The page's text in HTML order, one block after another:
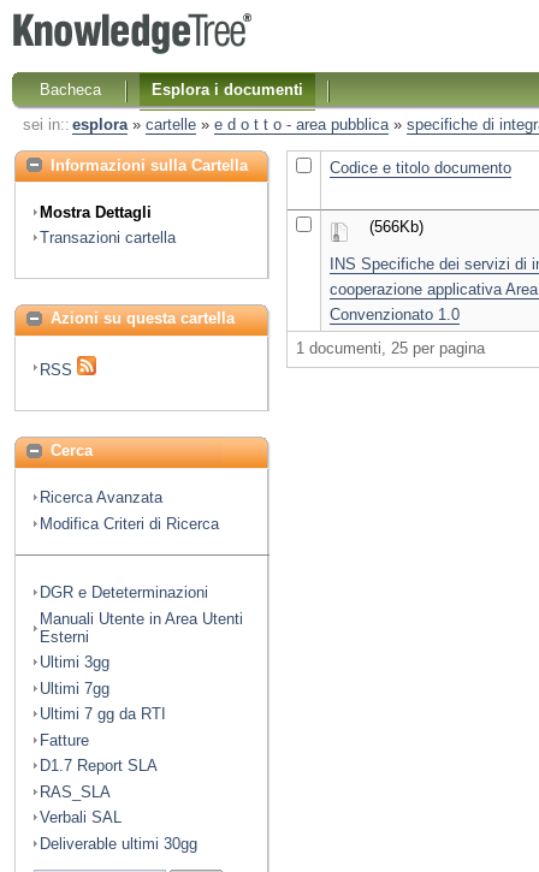
Bacheca
Esplora i documenti
sei in:: esplora» cartelle» e d o t t o - area pubblica» specifiche di
Informazioni sulla Cartella
Mostra Dettagli
Transazioni cartella
Azioni su questa cartella
RSS
Cerca
Ricerca Avanzata
Modifica Criteri di Ricerca
DGR e Deteterminazioni
Manuali Utente in Area Utenti
Esterni
Ultimi 3gg
Ultimi 7gg
Ultimi 7 gg da RTI
Fatture
D1.7 Report SLA
RAS_SLA
Verbali SAL
Deliverable ultimi 30gg
Codice e titolo documento
INS Specifiche dei servizi di
cooperazione applicativa
Convenzionato 1.0
(566Kb)
1 documenti, 25 per pagina